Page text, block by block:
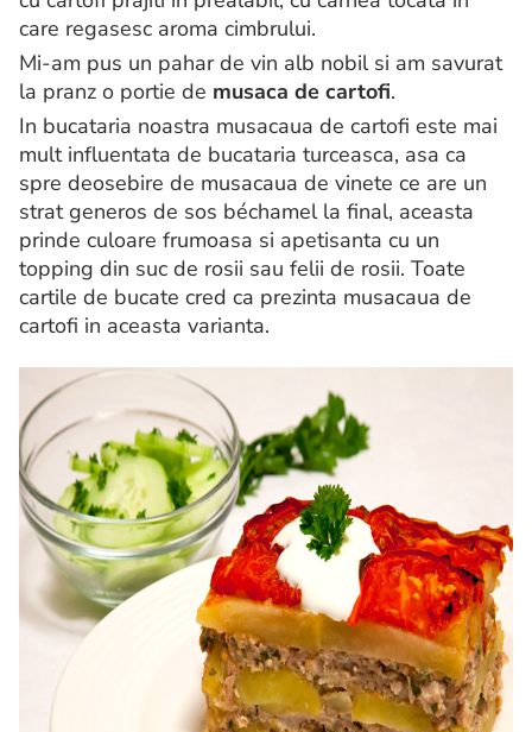
care regasesc aroma cimbrului.
Mi-am pus un pahar de vin alb nobil si am savurat
la pranz o portie de musaca de cartofi.
In bucataria noastra musacaua de cartofi este mai
mult influentata de bucataria turceasca, asa ca
spre deosebire de musacaua de vinete ce are un
strat generos de sos béchamel la final, aceasta
prinde culoare frumoasa si apetisanta cu un
topping din suc de rosii sau felii de rosii. Toate
cartile de bucate cred ca prezinta musacaua de
cartofi in aceasta varianta.